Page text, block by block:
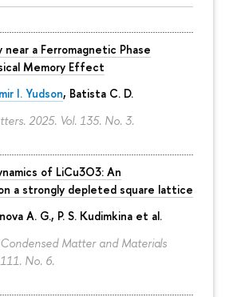
near a Ferromagnetic Phase
Memory Effect
I. Yudson, Batista C. D.
2025. Vol. 135. No. 3.
of LiCu3⁢O3: An
a strongly depleted square lattice
A. G., P. S. Kudimkina et al.
Condensed Matter and Materials
No. 6.